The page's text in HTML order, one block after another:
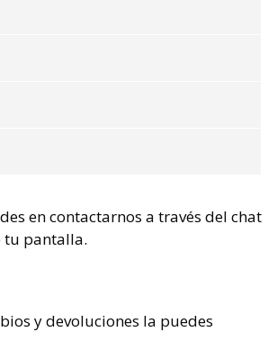
en contactarnos a través del chat
tu pantalla.
y devoluciones la puedes